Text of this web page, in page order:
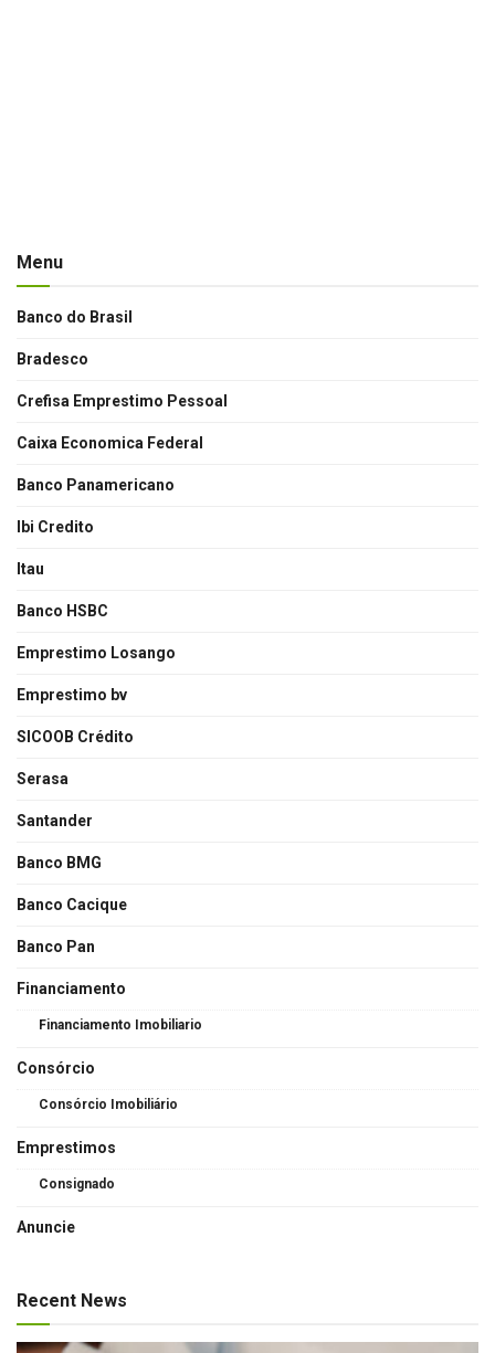
Menu
Banco do Brasil
Bradesco
Crefisa Emprestimo Pessoal
Caixa Economica Federal
Banco Panamericano
Ibi Credito
Itau
Banco HSBC
Emprestimo Losango
Emprestimo bv
SICOOB Crédito
Serasa
Santander
Banco BMG
Banco Cacique
Banco Pan
Financiamento
Financiamento Imobiliario
Consórcio
Consórcio Imobiliário
Emprestimos
Consignado
Anuncie
Recent News